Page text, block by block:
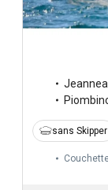
sans Skipper